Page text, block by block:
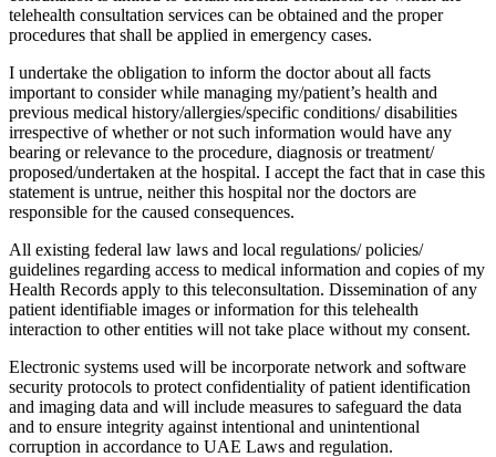
telehealth consultation services can be obtained and the proper
procedures that shall be applied in emergency cases.
I undertake the obligation to inform the doctor about all facts
important to consider while managing my/patient’s health and
previous medical history/allergies/specific conditions/ disabilities
irrespective of whether or not such information would have any
bearing or relevance to the procedure, diagnosis or treatment/
proposed/undertaken at the hospital. I accept the fact that in case this
statement is untrue, neither this hospital nor the doctors are
responsible for the caused consequences.
All existing federal law laws and local regulations/ policies/
guidelines regarding access to medical information and copies of my
Health Records apply to this teleconsultation. Dissemination of any
patient identifiable images or information for this telehealth
interaction to other entities will not take place without my consent.
Electronic systems used will be incorporate network and software
security protocols to protect confidentiality of patient identification
and imaging data and will include measures to safeguard the data
and to ensure integrity against intentional and unintentional
corruption in accordance to UAE Laws and regulation.